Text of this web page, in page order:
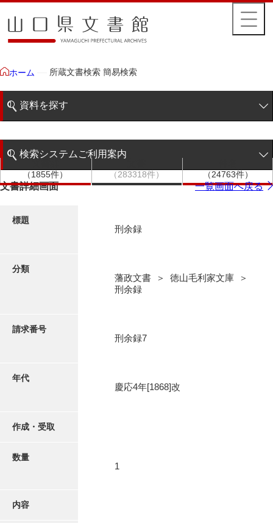
ホーム 所蔵文書検索 簡易検索
資料を探す
階層検索
写真・絵はがき
検索システムご利用案内
検索システムの利用について
（1855件）
（283318件）
（24763件）
文書詳細画面 一覧画面へ戻る
標題
刑余録
分類
藩政文書 ＞ 徳山毛利家文庫 ＞
刑余録
請求番号
刑余録7
年代
慶応4年[1868]改
作成・受取
数量
1
内容